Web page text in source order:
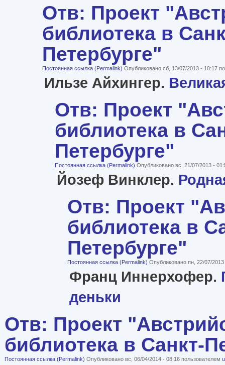
Отв: Проект
библиотека в
Петербурге"
Постоянная ссылка (Permalink) Опубликовано сб, 13/07/2013 - 10:17
Ильзе Айхингер.
Отв: Проект
библиотека в
Петербурге"
Постоянная ссылка (Permalink) Опубликовано вс, 21/07/2013 -
Йозеф Винклер.
Отв: Проект
библиотека в
Петербурге"
Постоянная ссылка (Permalink) Опубликовано пн, 22/07/
Франц Иннерхофер.
деньки
Отв: Проект
библиотека в Санкт-
Постоянная ссылка (Permalink) Опубликовано вс, 06/04/2014 - 08:16 пользователем